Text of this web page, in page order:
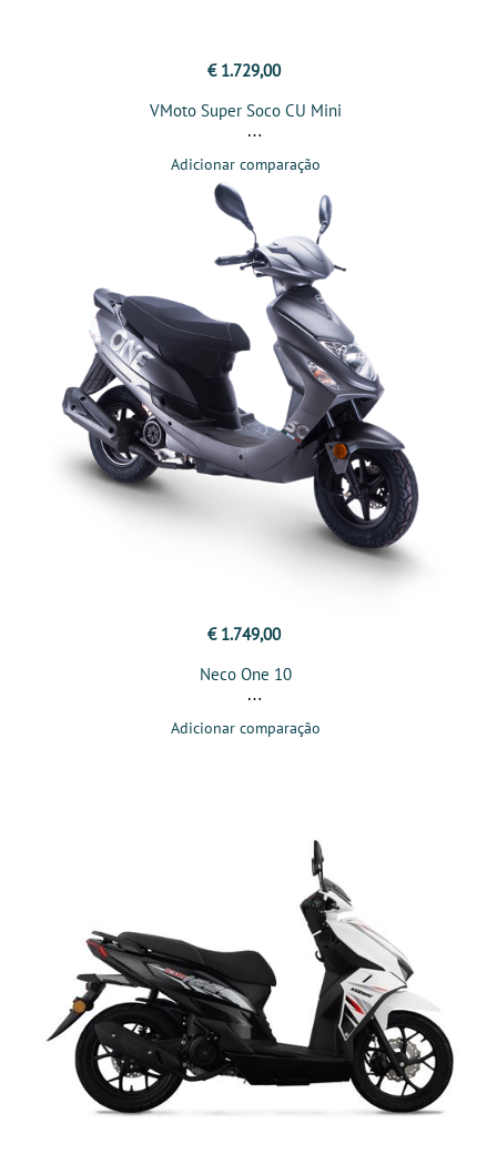
€ 1.729,00
VMoto Super Soco CU Mini
Adicionar comparação
€ 1.749,00
Neco One 10
Adicionar comparação